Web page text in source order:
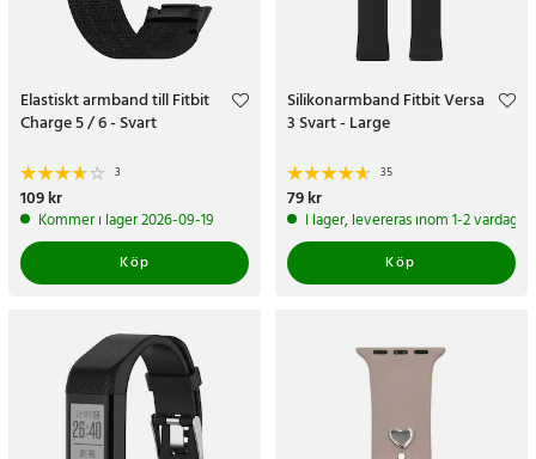
Elastiskt armband till Fitbit
Charge 5 / 6 - Svart
3
Pris:109 kr
109 kr
Kommer i lager 2026-09-19
Köp
Silikonarmband Fitbit Versa
3 Svart - Large
35
Pris:
79 kr
I lager, levereras inom 1-2 vardagar
Köp